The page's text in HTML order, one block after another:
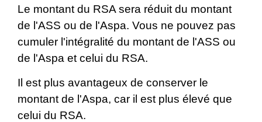
Le montant du RSA sera réduit du montant
de l'ASS ou de l'Aspa. Vous ne pouvez pas
cumuler l'intégralité du montant de l'ASS ou
de l'Aspa et celui du RSA.
Il est plus avantageux de conserver le
montant de l'Aspa, car il est plus élevé que
celui du RSA.